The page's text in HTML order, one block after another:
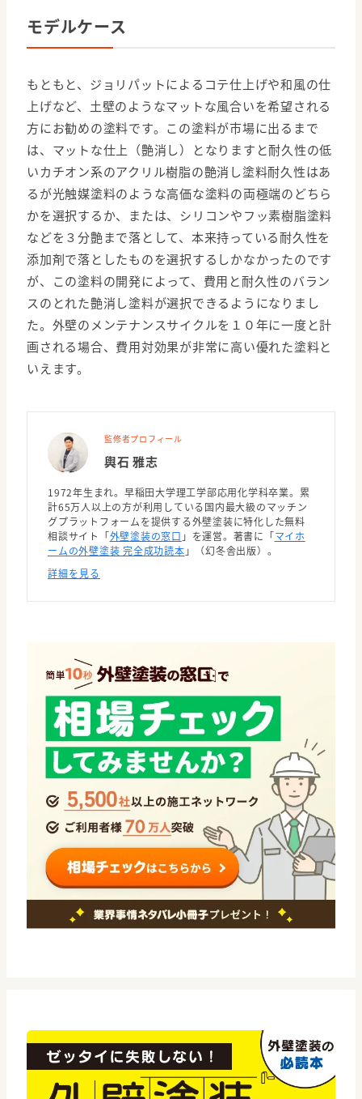
モデルケース
もともと、ジョリパットによるコテ仕上げや和風の仕
上げなど、土壁のようなマットな風合いを希望される
方にお勧めの塗料です。この塗料が市場に出るまで
は、マットな仕上（艶消し）となりますと耐久性の低
いカチオン系のアクリル樹脂の艶消し塗料耐久性はあ
るが光触媒塗料のような高価な塗料の両極端のどちら
かを選択するか、または、シリコンやフッ素樹脂塗料
などを３分艶まで落として、本来持っている耐久性を
添加剤で落としたものを選択するしかなかったのです
が、この塗料の開発によって、費用と耐久性のバラン
スのとれた艶消し塗料が選択できるようになりまし
た。外壁のメンテナンスサイクルを１０年に一度と計
画される場合、費用対効果が非常に高い優れた塗料と
いえます。
監修者プロフィール
輿石 雅志
1972年生まれ。早稲田大学理工学部応用化学科卒業。累
計65万人以上の方が利用している国内最大級のマッチン
グプラットフォームを提供する外壁塗装に特化した無料
相談サイト「外壁塗装の窓口 」を運営。著書に「マイホ
ームの外壁塗装 完全成功読本 」（幻冬舎出版）。
詳細を見る